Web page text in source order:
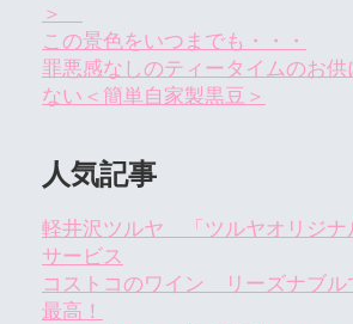
＞
この景色をいつまでも・・・
罪悪感なしのティータイムのお
ない＜簡単自家製黒豆＞
人気記事
軽井沢ツルヤ 「ツルヤオリジ
サービス
コストコのワイン リーズナブル
最高！